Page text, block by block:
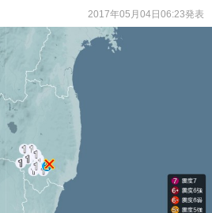
2017年05月04日06:23発表